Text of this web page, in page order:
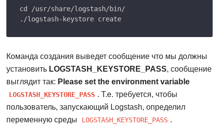
cd /usr/share/logstash/bin/
Команда создания выведет сообщение что мы должны
установить LOGSTASH_KEYSTORE_PASS, сообщение
выглядит так: Please set the environment variable
LOGSTASH_KEYSTORE_PASS . Т.е. требуется, чтобы
пользователь, запускающий Logstash, определил
переменную среды
LOGSTASH_KEYSTORE_PASS .